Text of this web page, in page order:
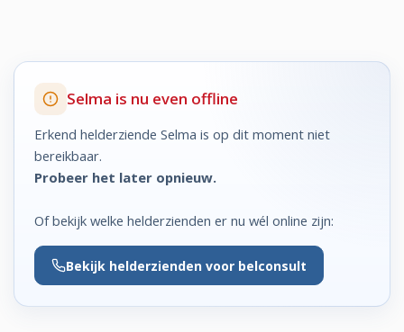
Selma is nu even offline
Erkend helderziende Selma is op dit moment niet
bereikbaar.
Probeer het later opnieuw.
Of bekijk welke helderzienden er nu wél online zijn:
Bekijk helderzienden voor belconsult